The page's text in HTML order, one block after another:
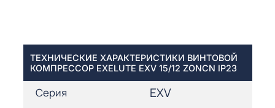
ТЕХНИЧЕСКИЕ ХАРАКТЕРИСТИКИ ВИНТОВОЙ
КОМПРЕССОР EXELUTE EXV 15/12 ZONCN IP23
Серия EXV